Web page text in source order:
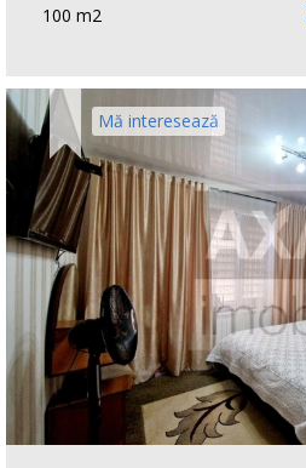
100 m2
Mă interesează